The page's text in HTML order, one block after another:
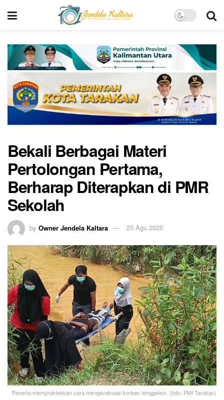
Bekali Berbagai Materi
Pertolongan Pertama,
Berharap Diterapkan di PMR
Sekolah
by Owner Jendela Kaltara 23 Agu 2025
Peserta mempraktekkan cara mengevakuasi korban tenggelam. (foto: PMI Tarakan)